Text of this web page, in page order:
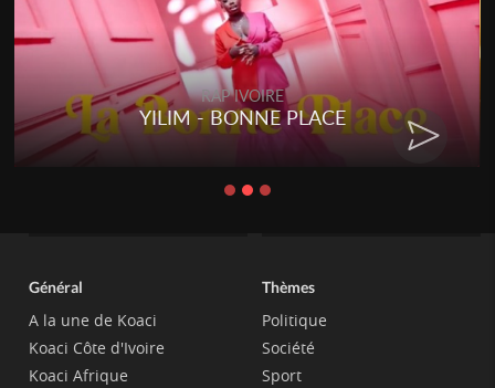
RAP IVOIRE
YILIM - BONNE PLACE
Général
A la une de Koaci
Koaci Côte d'Ivoire
Koaci Afrique
Thèmes
Politique
Société
Sport